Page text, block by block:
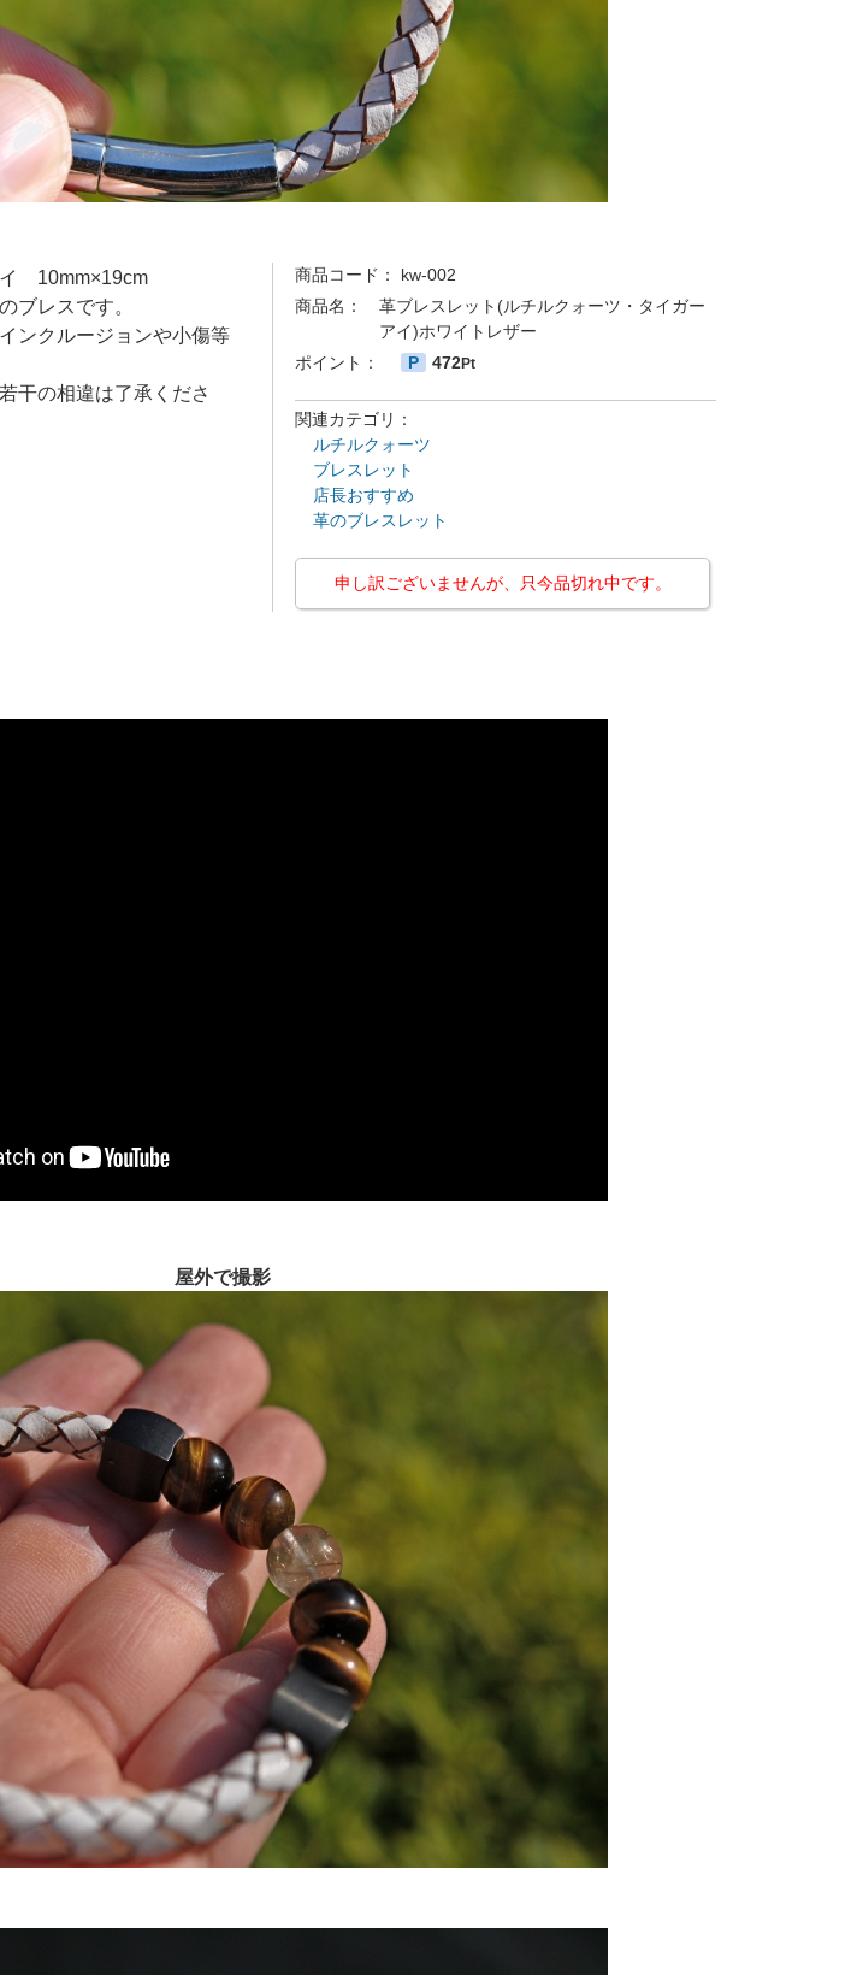
商品コード：
kw-002
商品名：
革ブレスレット(ルチルクォーツ・タイガー
アイ)ホワイトレザー
ポイント：
P 472Pt
関連カテゴリ：
ルチルクォーツ
ブレスレット
店長おすすめ
革のブレスレット
申し訳ございませんが、只今品切れ中です。
10mm×19cm
ブレスです。
ンクルージョンや小傷等
干の相違は了承くださ
屋外で撮影